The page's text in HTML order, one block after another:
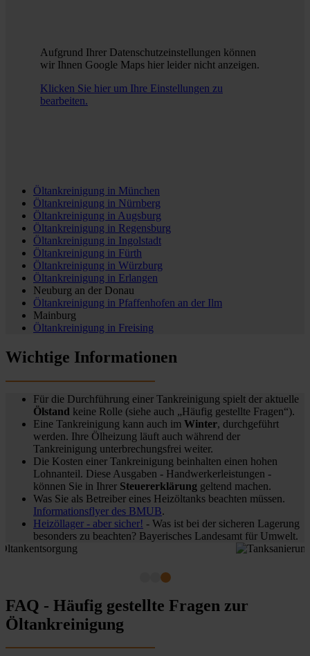
Aufgrund Ihrer Datenschutzeinstellungen können
wir Ihnen Google Maps hier leider nicht anzeigen.
Klicken Sie hier um Ihre Einstellungen zu
bearbeiten.
Öltankreinigung in München
Öltankreinigung in Nürnberg
Öltankreinigung in Augsburg
Öltankreinigung in Regensburg
Öltankreinigung in Ingolstadt
Öltankreinigung in Fürth
Öltankreinigung in Würzburg
Öltankreinigung in Erlangen
Neuburg an der Donau
Öltankreinigung in Pfaffenhofen an der Ilm
Mainburg
Öltankreinigung in Freising
Wichtige Informationen
Für die Durchführung einer Tankreinigung spielt der aktuelle
Ölstand keine Rolle (siehe auch „Häufig gestellte Fragen“).
Eine Tankreinigung kann auch im Winter, durchgeführt
werden. Ihre Ölheizung läuft auch während der
Tankreinigung unterbrechungsfrei weiter.
Die Kosten einer Tankreinigung beinhalten einen hohen
Lohnanteil. Diese Ausgaben - Handwerkerleistungen -
können Sie in Ihrer Steuererklärung geltend machen.
Was Sie als Betreiber eines Heizöltanks beachten müssen.
Informationsflyer des BMUB.
Heizöllager - aber sicher! - Was ist bei der sicheren Lagerung
besonders zu beachten? Bayerisches Landesamt für Umwelt.
FAQ - Häufig gestellte Fragen zur
Öltankreinigung